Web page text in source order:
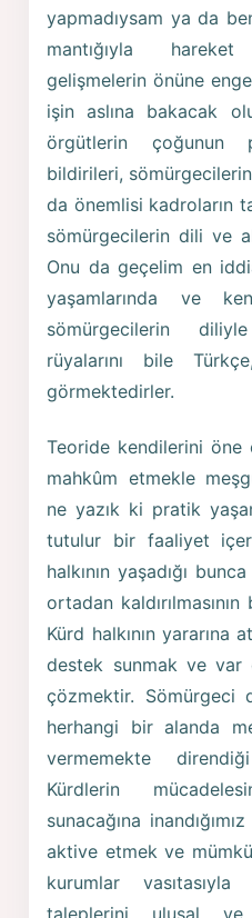
yapmadıysam ya da
mantığıyla
gelişmelerin önüne
işin aslına bakacak
örgütlerin çoğunun
bildirileri,
da önemlisi kadroların
sömürgecilerin dili ve
Onu da geçelim en
yaşamlarında ve
sömürgecilerin
rüyalarını bile
görmektedirler.
Teoride kendilerini öne
mahkûm etmekle
ne yazık ki pratik
tutulur bir faaliyet
halkının yaşadığı
ortadan
Kürd halkının yararına
destek sunmak ve
çözmektir. Sömürgeci
herhangi bir alanda
vermemekte
Kürdlerin
sunacağına
aktive etmek ve
kurumlar
taleplerini ulusal ve